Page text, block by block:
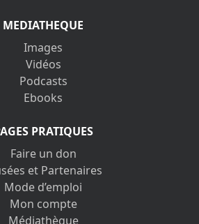
MEDIATHEQUE
Images
Vidéos
Podcasts
Ebooks
PRATIQUES
Faire un don
et Partenaires
Mode d’emploi
Mon compte
Médiathèque